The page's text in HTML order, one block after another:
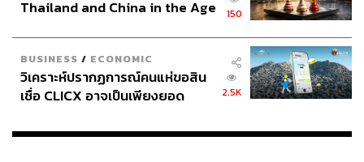
Thailand and China in the Age
150
BUSINESS / ECONOMIC
วิเคราะห์ปรากฏการณ์คนแห่ขอสิน
เชื่อ CLICX อาจเป็นเพียงยอด
เรือนไทยที่ถูกซุกไว้
2.5K